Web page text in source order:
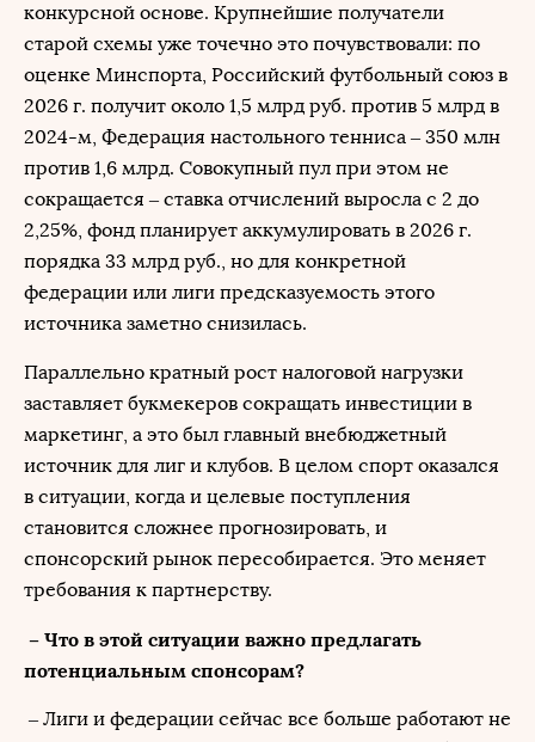
конкурсной основе. Крупнейшие получатели
старой схемы уже точечно это почувствовали: по
оценке Минспорта, Российский футбольный союз в
2026 г. получит около 1,5 млрд руб. против 5 млрд в
2024-м, Федерация настольного тенниса – 350 млн
против 1,6 млрд. Совокупный пул при этом не
сокращается – ставка отчислений выросла с 2 до
2,25%, фонд планирует аккумулировать в 2026 г.
порядка 33 млрд руб., но для конкретной
федерации или лиги предсказуемость этого
источника заметно снизилась.
Параллельно кратный рост налоговой нагрузки
заставляет букмекеров сокращать инвестиции в
маркетинг, а это был главный внебюджетный
источник для лиг и клубов. В целом спорт оказался
в ситуации, когда и целевые поступления
становится сложнее прогнозировать, и
спонсорский рынок пересобирается. Это меняет
требования к партнерству.
– Что в этой ситуации важно предлагать
потенциальным спонсорам?
– Лиги и федерации сейчас все больше работают не